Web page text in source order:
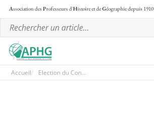
Association desProfesseurs d'Histoire et deGéographiedepuis 1910
Accueil Election du Con...